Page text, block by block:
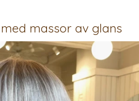
massor av glans